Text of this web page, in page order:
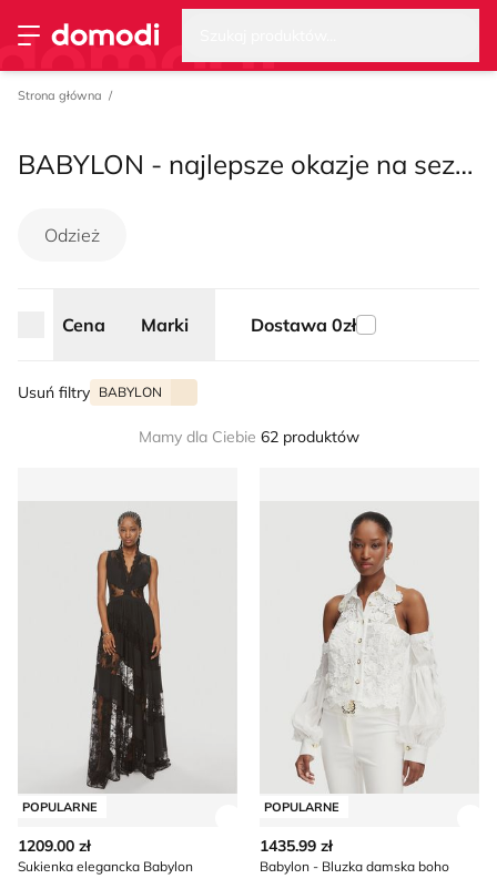
Przełącz menu
Strona główna
Strona główna
BABYLON - najlepsze okazje na sezon lato 2026
Odzież
Cena Marki Dostawa 0zł
Usuń filtry BABYLON
Mamy dla Ciebie 62 produktów
Cena Marki
POPULARNE
1209.00 zł
Sukienka elegancka Babylon
POPULARNE
1435.99 zł
Babylon - Bluzka damska boho